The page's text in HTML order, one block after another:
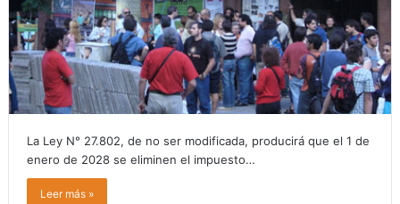
La Ley N° 27.802, de no ser modificada, producirá que el 1 de
enero de 2028 se eliminen el impuesto…
Leer más »